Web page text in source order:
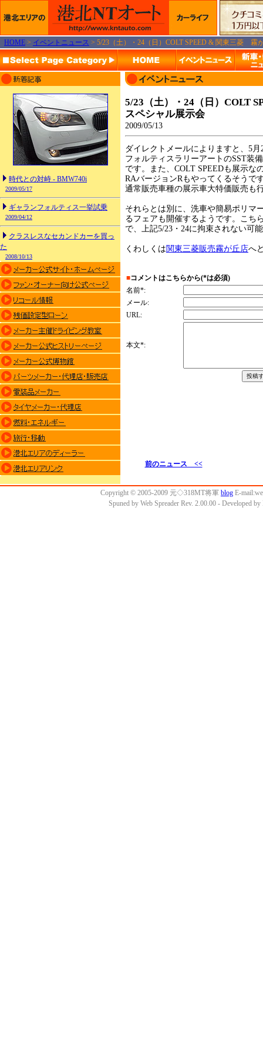
HOME > イベントニュース > 5/23（土）・24（日）COLT SPEED & 関東三菱 霧
時代との対峙 - BMW740i
2009/05/17
ギャランフォルティス一挙試乗
2009/04/12
クラスレスなセカンドカーを買っ
た
2008/10/13
5/23（土）・24（日）COLT
スペシャル展示会
2009/05/13
ダイレクトメールによりますと、5
フォルティスラリーアートのSST装
です。また、COLT SPEEDも展示な
RAバージョンRもやってくるそうで
通常販売車種の展示車大特価販売も
それらとは別に、洗車や簡易ポリマ
るフェアも開催するようです。こち
で、上記5/23・24に拘束されない可
くわしくは関東三菱販売霧が丘店へ
前のニュース <<
Copyright © 2005-2009 元◇318MT将軍 blog E-
Spuned by Web Spreader Rev. 2.00.00 - Developed